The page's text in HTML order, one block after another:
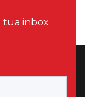
tua inbox